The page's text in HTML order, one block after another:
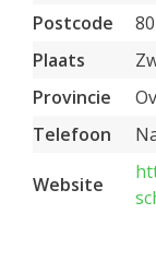
Postcode
Plaats
Provincie
Telefoon
Website